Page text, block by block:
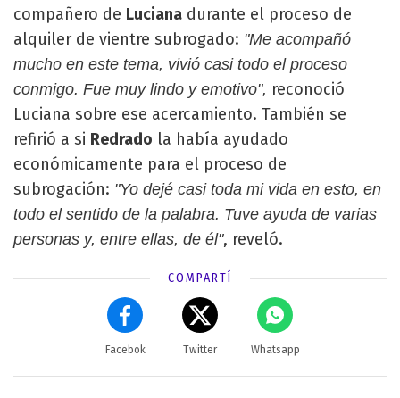
compañero de Luciana durante el proceso de
alquiler de vientre subrogado: "Me acompañó
mucho en este tema, vivió casi todo el proceso
conmigo. Fue muy lindo y emotivo", reconoció
Luciana sobre ese acercamiento. También se
refirió a si Redrado la había ayudado
económicamente para el proceso de
subrogación: "Yo dejé casi toda mi vida en esto, en
todo el sentido de la palabra. Tuve ayuda de varias
personas y, entre ellas, de él", reveló.
COMPARTÍ
Facebok Twitter Whatsapp